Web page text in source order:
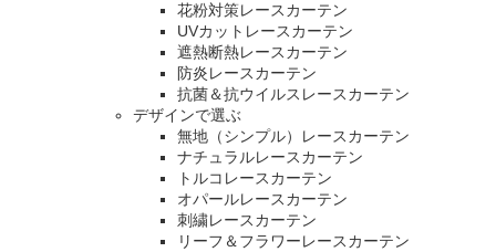
花粉対策レースカーテン
UVカットレースカーテン
遮熱断熱レースカーテン
防炎レースカーテン
抗菌＆抗ウイルスレースカーテン
デザインで選ぶ
無地（シンプル）レースカーテン
ナチュラルレースカーテン
トルコレースカーテン
オパールレースカーテン
刺繍レースカーテン
リーフ＆フラワーレースカーテン